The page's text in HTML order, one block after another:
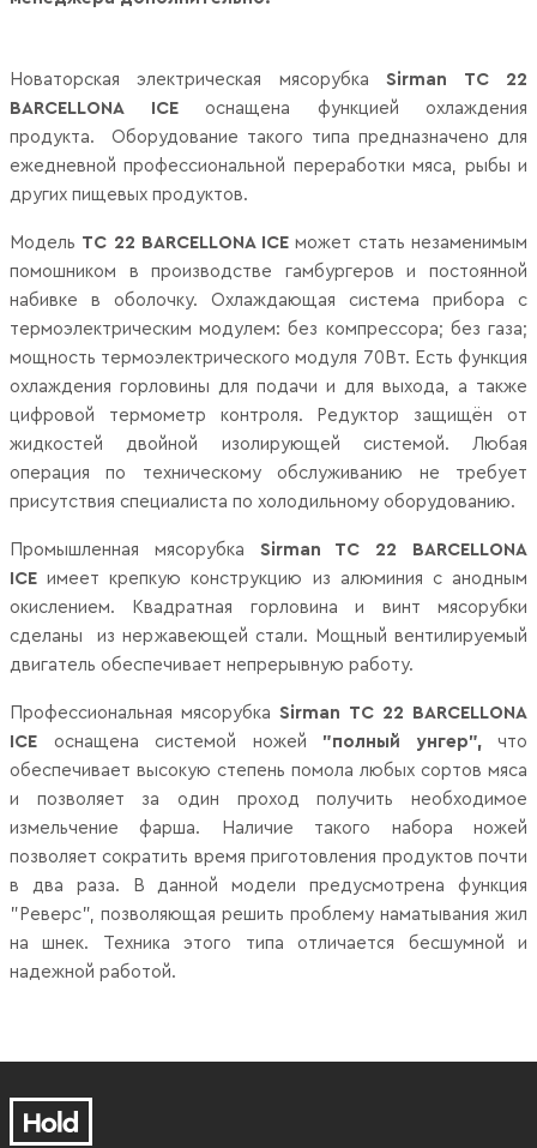
Новаторская электрическая мясорубкаSirman TC 22
BARCELLONA ICE оснащена функцией охлаждения
продукта. Оборудование такого типа предназначено для
ежедневной профессиональной переработки мяса, рыбы и
других пищевых продуктов.
Модель TC 22 BARCELLONA ICE может стать незаменимым
помошником в производстве гамбургеров и постоянной
набивке в оболочку. Охлаждающая система прибора с
термоэлектрическим модулем: без компрессора; без газа;
мощность термоэлектрического модуля 70Вт. Есть функция
охлаждения горловины для подачи и для выхода, а также
цифровой термометр контроля. Редуктор защищён от
жидкостей двойной изолирующей системой. Любая
операция по техническому обслуживанию не требует
присутствия специалиста по холодильному оборудованию.
Промышленная мясорубка Sirman TC 22 BARCELLONA
ICE имеет крепкую конструкцию из алюминия с анодным
окислением. Квадратная горловина и винт мясорубки
сделаны из нержавеющей стали. Мощный вентилируемый
двигатель обеспечивает непрерывную работу.
Профессиональная мясорубкаSirman TC 22 BARCELLONA
ICE оснащена системой ножей "полный унгер",что
обеспечивает высокую степень помола любых сортов мяса
и позволяет за один проход получить необходимое
измельчение фарша. Наличие такого набора ножей
позволяет сократить время приготовления продуктов почти
в два раза. В данной модели предусмотрена функция
"Реверс", позволяющая решить проблему наматывания жил
на шнек. Техника этого типа отличается бесшумной и
надежной работой.